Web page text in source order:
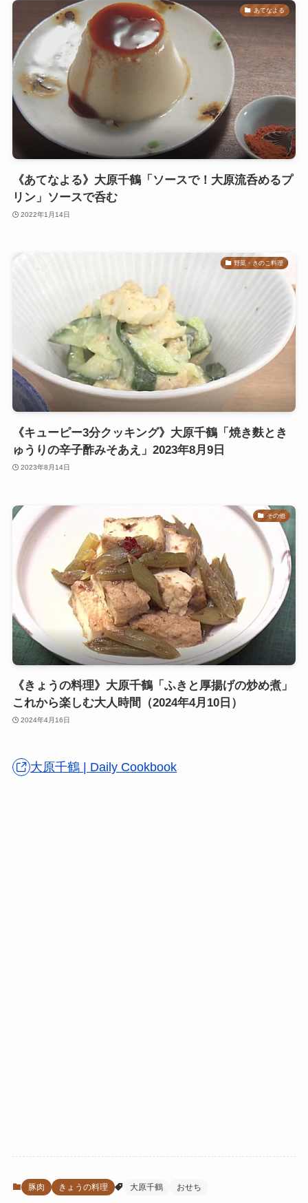
あてなよる
《あてなよる》大原千鶴「ソースで！大原流呑めるプ
リン」ソースで呑む
2022年1月14日
野菜・きのこ料理
《キューピー3分クッキング》大原千鶴「焼き麩とき
ゅうりの辛子酢みそあえ」2023年8月9日
2023年8月14日
その他
《きょうの料理》大原千鶴「ふきと厚揚げの炒め煮」
これから楽しむ大人時間（2024年4月10日）
2024年4月16日
大原千鶴 | Daily Cookbook
豚肉 きょうの料理 大原千鶴 おせち